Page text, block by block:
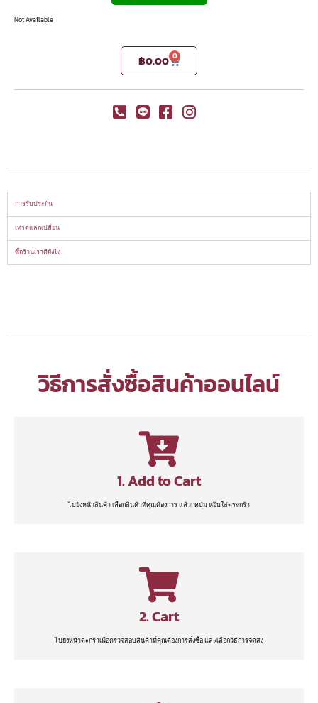
Not Available
฿0.00 0
การรับประกัน
เทรดแลกเปลี่ยน
ซื้อร้านเราดียังไง
วิธีการสั่งซื้อสินค้าออนไลน์
1. Add to Cart
ไปยังหน้าสินค้า เลือกสินค้าที่คุณต้องการ แล้วกดปุ่ม หยิบใส่ตระกร้า
2. Cart
ไปยังหน้าตะกร้าเพื่อตรวจสอบสินค้าที่คุณต้องการสั่งซื้อ และเลือกวิธีการจัดส่ง